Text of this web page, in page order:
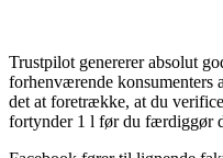
Trustpilot genererer absolut
forhenværende konsumenters
det at foretrække, at du
fortynder 1 l før du færdiggør